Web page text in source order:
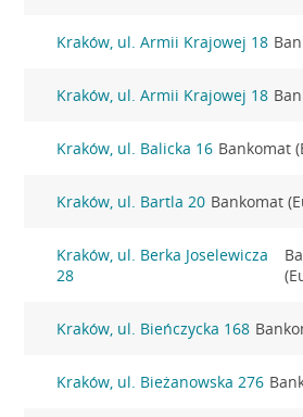
Kraków, ul. Armii Krajowej 18
Kraków, ul. Armii Krajowej 18
Kraków, ul. Balicka 16 Bankomat
Kraków, ul. Bartla 20 Bankomat
Kraków, ul. Berka Joselewicza
28
Kraków, ul. Bieńczycka 168
Kraków, ul. Bieżanowska 276